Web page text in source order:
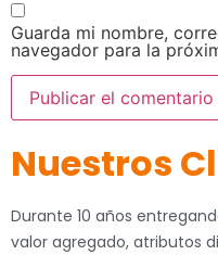
Guarda mi nombre,
navegador para la
Nuestros
Durante 10 años
valor agregado, atributos